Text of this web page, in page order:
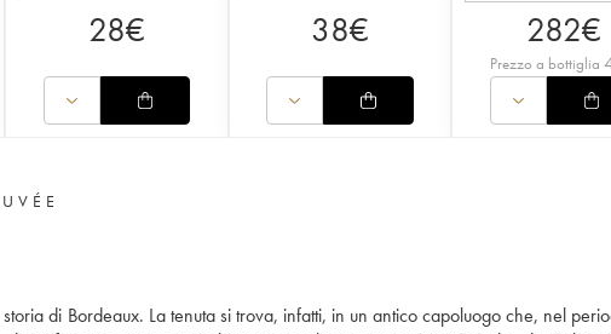
28€ 38€ 282€
Prezzo a bottiglia
di Bordeaux. La tenuta si trova, infatti, in un antico capoluogo che, nel